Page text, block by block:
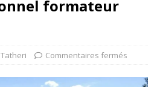
formateur
Commentaires fermés